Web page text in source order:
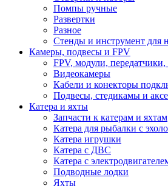
Помпы ручные
Развертки
Разное
Стенды и инструмент для
Камеры, подвесы и FPV
FPV, модули,
Видеокамеры
Кабели и конекторы
Подвесы, стедикамы и
Катера и яхты
Запчасти к катерам и яхтам
Катера для рыбалки с
Катера игрушки
Катера с ДВС
Катера с
Подводные лодки
Яхты